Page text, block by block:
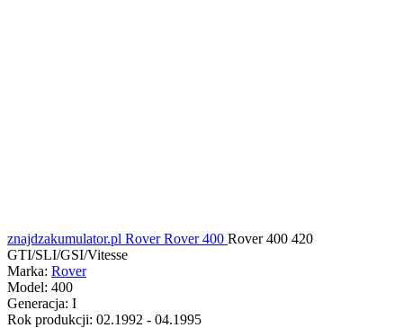
znajdzakumulator.pl Rover Rover 400 Rover 400 420
GTI/SLI/GSI/Vitesse
Marka: Rover
Model: 400
Generacja: I
Rok produkcji: 02.1992 - 04.1995